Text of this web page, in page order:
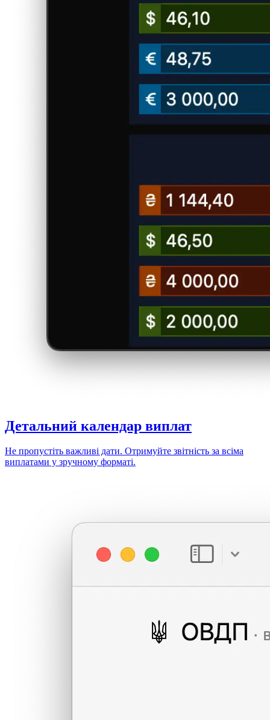
Детальний календар виплат
Не пропустіть важливі дати. Отримуйте звітність за всіма
виплатами у зручному форматі.